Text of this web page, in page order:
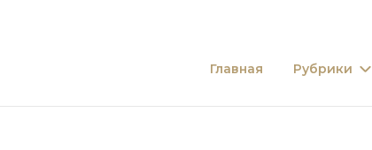
Главная Рубрики